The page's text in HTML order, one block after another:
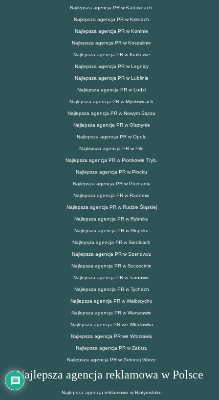
Najlepsza agencja PR w Katowicach
Najlepsza agencja PR w Kielcach
Najlepsza agencja PR w Koninie
Najlepsza agencja PR w Koszalinie
Najlepsza agencja PR w Krakowie
Najlepsza agencja PR w Legnicy
Najlepsza agencja PR w Lublinie
Najlepsza agencja PR w Łodzi
Najlepsza agencja PR w Mysłowicach
Najlepsza agencja PR w Nowym Sączu
Najlepsza agencja PR w Olsztynie
Najlepsza agencja PR w Opolu
Najlepsza agencja PR w Pile
Najlepsza agencja PR w Piotrkowie Tryb.
Najlepsza agencja PR w Płocku
Najlepsza agencja PR w Poznaniu
Najlepsza agencja PR w Radomiu
Najlepsza agencja PR w Rudzie Śląskiej
Najlepsza agencja PR w Rybniku
Najlepsza agencja PR w Słupsku
Najlepsza agencja PR w Siedlcach
Najlepsza agencja PR w Sosnowcu
Najlepsza agencja PR w Szczecinie
Najlepsza agencja PR w Tarnowie
Najlepsza agencja PR w Tychach
Najlepsza agencja PR w Wałbrzychu
Najlepsza agencja PR w Warszawie
Najlepsza agencja PR we Włocławku
Najlepsza agencja PR we Wrocławiu
Najlepsza agencja PR w Zabrzu
Najlepsza agencja PR w Zielonej Górze
Najlepsza agencja reklamowa w Polsce
Najlepsza agencja reklamowa w Białymstoku